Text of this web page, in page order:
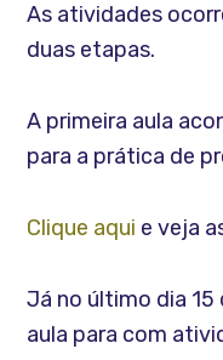
As atividades
duas etapas.
A primeira aula
para a prática de
Clique aqui e veja
Já no último dia 15
aula para com